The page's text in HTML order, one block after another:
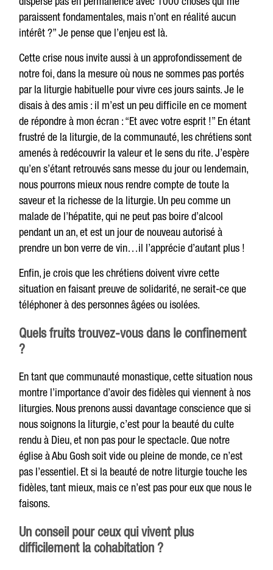
paraissent fondamentales, mais n’ont en réalité aucun
intérêt ?” Je pense que l’enjeu est là.
Cette crise nous invite aussi à un approfondissement de
notre foi, dans la mesure où nous ne sommes pas portés
par la liturgie habituelle pour vivre ces jours saints. Je le
disais à des amis : il m’est un peu difficile en ce moment
de répondre à mon écran : “Et avec votre esprit !” En étant
frustré de la liturgie, de la communauté, les chrétiens sont
amenés à redécouvrir la valeur et le sens du rite. J’espère
qu’en s’étant retrouvés sans messe du jour ou lendemain,
nous pourrons mieux nous rendre compte de toute la
saveur et la richesse de la liturgie. Un peu comme un
malade de l’hépatite, qui ne peut pas boire d’alcool
pendant un an, et est un jour de nouveau autorisé à
prendre un bon verre de vin…il l’apprécie d’autant plus !
Enfin, je crois que les chrétiens doivent vivre cette
situation en faisant preuve de solidarité, ne serait-ce que
téléphoner à des personnes âgées ou isolées.
Quels fruits trouvez-vous dans le confinement
?
En tant que communauté monastique, cette situation nous
montre l’importance d’avoir des fidèles qui viennent à nos
liturgies. Nous prenons aussi davantage conscience que si
nous soignons la liturgie, c’est pour la beauté du culte
rendu à Dieu, et non pas pour le spectacle. Que notre
église à Abu Gosh soit vide ou pleine de monde, ce n’est
pas l’essentiel. Et si la beauté de notre liturgie touche les
fidèles, tant mieux, mais ce n’est pas pour eux que nous le
faisons.
Un conseil pour ceux qui vivent plus
difficilement la cohabitation ?